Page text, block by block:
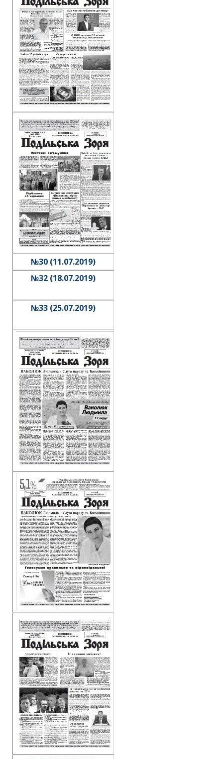
№30 (11.07.2019)
№32 (18.07.2019)
№33 (25.07.2019)